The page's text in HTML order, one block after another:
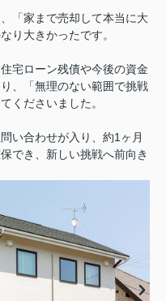
「家まで売却して本当に大
り大きかったです。
宅ローン残債や今後の資金
、「無理のない範囲で挑戦
くださいました。
い合わせが入り、約1ヶ月
でき、新しい挑戦へ前向き